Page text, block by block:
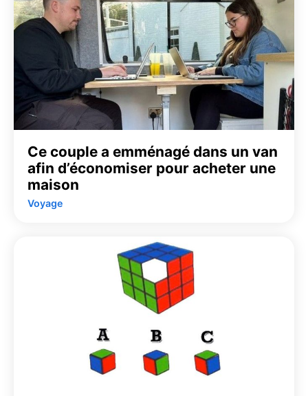
Ce couple a emménagé dans un van
afin d’économiser pour acheter une
maison
Voyage